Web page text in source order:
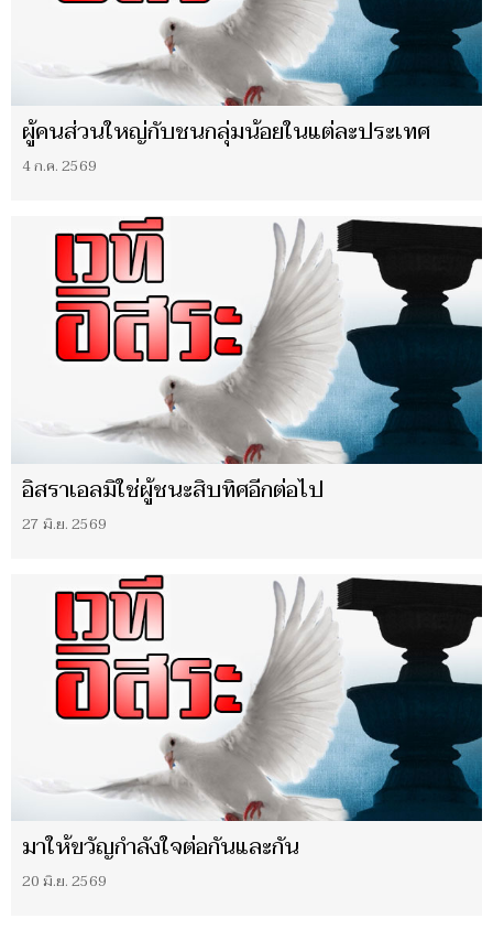
ผู้คนส่วนใหญ่กับชนกลุ่มน้อยในแต่ละประเทศ
4 ก.ค. 2569
อิสราเอลมิใช่ผู้ชนะสิบทิศอีกต่อไป
27 มิ.ย. 2569
มาให้ขวัญกำลังใจต่อกันและกัน
20 มิ.ย. 2569